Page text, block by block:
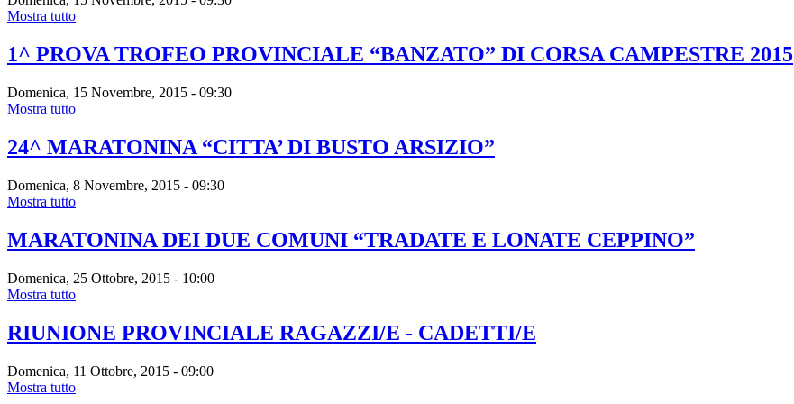
Mostra tutto
1^ PROVA TROFEO PROVINCIALE “BANZATO” DI CORSA CAMPESTRE 2015
Domenica, 15 Novembre, 2015 - 09:30
Mostra tutto
24^ MARATONINA “CITTA’ DI BUSTO ARSIZIO”
Domenica, 8 Novembre, 2015 - 09:30
Mostra tutto
MARATONINA DEI DUE COMUNI “TRADATE E LONATE CEPPINO”
Domenica, 25 Ottobre, 2015 - 10:00
Mostra tutto
RIUNIONE PROVINCIALE RAGAZZI/E - CADETTI/E
Domenica, 11 Ottobre, 2015 - 09:00
Mostra tutto